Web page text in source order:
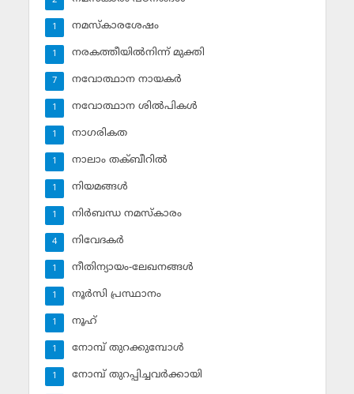
നമസ്‌കാരശേഷം
1
നരകത്തീയില്‍നിന്ന് മുക്തി
1
നവോത്ഥാന നായകര്‍
7
നവോത്ഥാന ശില്‍പികള്‍
1
നാഗരികത
1
നാലാം തക്ബീറില്‍
1
നിയമങ്ങള്‍
1
നിര്‍ബന്ധ നമസ്‌കാരം
1
നിവേദകര്‍
4
നീതിന്യായം-ലേഖനങ്ങള്‍
1
നൂര്‍സി പ്രസ്ഥാനം
1
നൂഹ്‌
1
നോമ്പ് തുറക്കുമ്പോള്‍
1
നോമ്പ് തുറപ്പിച്ചവര്‍ക്കായി
1